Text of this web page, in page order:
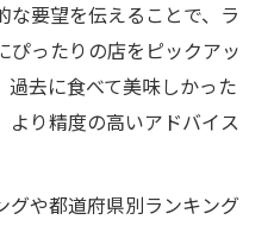
な要望を伝えることで、ラ
ぴったりの店をピックアッ
去に食べて美味しかった
り精度の高いアドバイス
グや都道府県別ランキング